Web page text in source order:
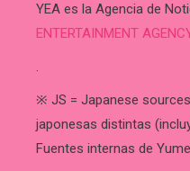
YEA es la Agencia de
ENTERTAINMENT
.
※ JS = Japanese
japonesas distintas
Fuentes internas de